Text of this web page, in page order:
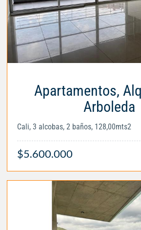
Apartamentos,
Arboleda
Cali, 3 alcobas, 2 baños, 128,00mts2
$5.600.000